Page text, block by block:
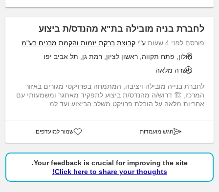
לחברת בניה מובילה בת"א מהנדס/ת ביצוע
פורסם לפני 4 שעות ע"י קבוצת ברקת יזמות והקמת מבנים בע"מ
חולון, פתח תקווה, ראשון לציון, רמת גן, תל אביב יפו
משרה מלאה
לחברת בנייה מובילה ויציבה, המתמחה בפרויקטי מגורים באזור
המרכז, 🏗️ דרוש/ה מהנדס/ת ביצוע לתפקיד מאתגר ומשמעותי עם
אחריות מלאה על הובלת פרויקט משלב הביצוע ועד למ...
הגש מועמדות שמור למועדפים
Your feedback is crucial for improving the site.
Click here to share your thoughts!